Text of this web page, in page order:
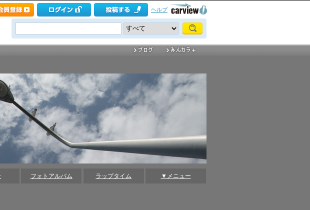
ヘルプ
フォトアルバム ラップタイム ▼メニュー